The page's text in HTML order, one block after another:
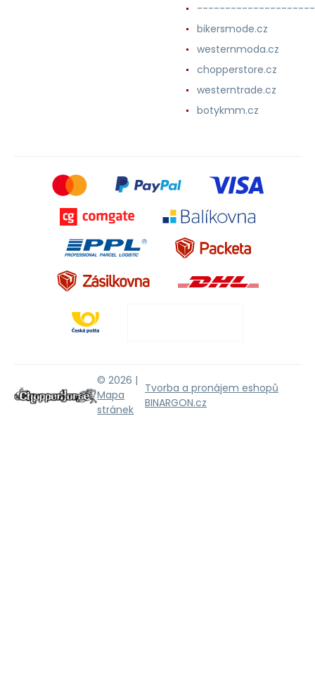
bikersmode.cz
westernmoda.cz
chopperstore.cz
westerntrade.cz
botykmm.cz
© 2026 |
Mapa
stránek
Tvorba a pronájem eshopů
BINARGON.cz